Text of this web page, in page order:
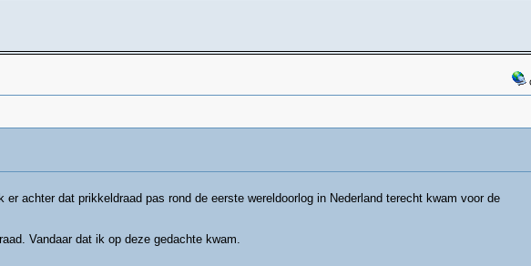
achter dat prikkeldraad pas rond de eerste wereldoorlog in Nederland terecht kwam voor de
Vandaar dat ik op deze gedachte kwam.